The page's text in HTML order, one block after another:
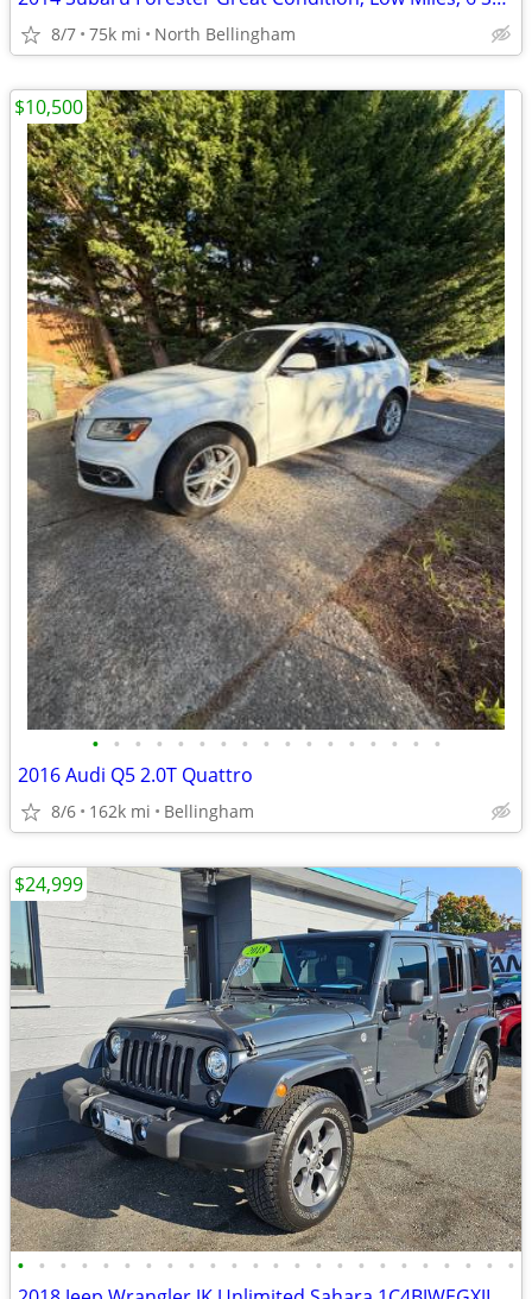
8/7 75k mi North Bellingham
• • • • • • • • • • • • • • • • •
2016 Audi Q5 2.0T Quattro
8/6 162k mi Bellingham
$10,500
• • • • • • • • • • • • • • • • • • • • • • • •
$24,999